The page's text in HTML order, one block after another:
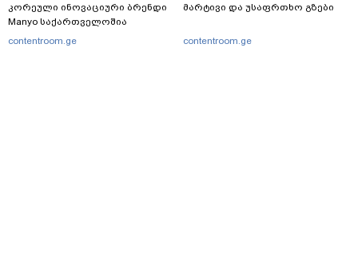
კორეული ინოვაციური ბრენდი
Manyo საქართველოშია
contentroom.ge
მარტივი და უსაფრთხო გზები
contentroom.ge